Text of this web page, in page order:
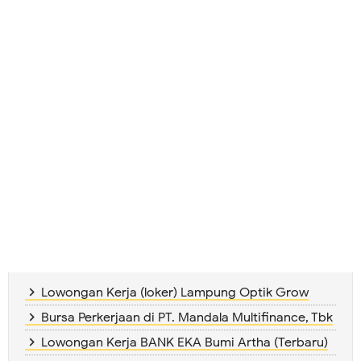
Lowongan Kerja (loker) Lampung Optik Grow
Bursa Perkerjaan di PT. Mandala Multifinance, Tbk
Lowongan Kerja BANK EKA Bumi Artha (Terbaru)